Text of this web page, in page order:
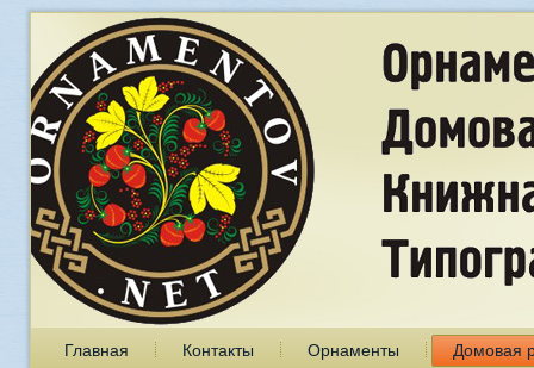
Главная Контакты Орнаменты
Домовая